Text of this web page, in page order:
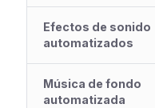
Efectos de sonido
automatizados
Música de fondo
automatizada